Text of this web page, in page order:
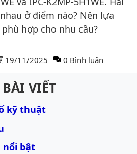
ở điểm nào? Nên lựa
hợp cho nhu cầu?
19/11/2025 0 Bình luận
VIẾT
kỹ thuật
nổi bật